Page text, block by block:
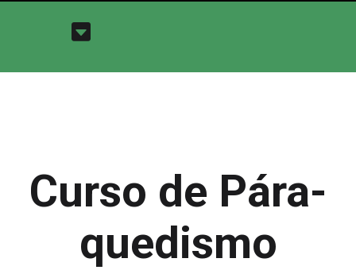
Curso de Pára-
quedismo